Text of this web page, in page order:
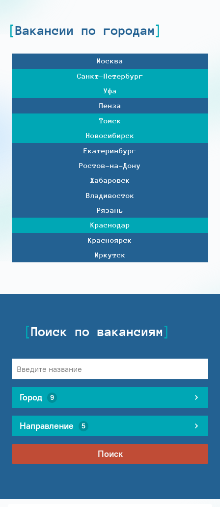
Вакансии по городам
Москва
Санкт-Петербург
Уфа
Пенза
Томск
Новосибирск
Екатеринбург
Ростов-на-Дону
Хабаровск
Владивосток
Рязань
Краснодар
Красноярск
Иркутск
Поиск по вакансиям
Город 9
Направление 5
Поиск